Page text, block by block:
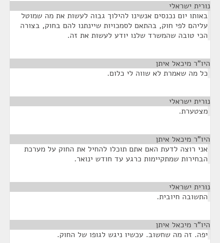
נורית ישראלי
באותו יום נכנסים אנשינו להילוך גבוה לעשות את מה שמוטל
עליהם לפי חוק, בהתאם לסמכויות שיינתנו להם בחוק, בצורה
הכי טובה שהמשרד שלנו יודע לעשות את זה.
היו"ר מיכאל איתן
כל מה שאמרת לא שווה לי כלום.
נורית ישראלי
מצטערת.
היו"ר מיכאל איתן
אני רוצה לדעת האם אתם תוכלו להחיל את החוק על מערכת
הבחירות שמתקיימות כרגע עד חודש ינואר.
נורית ישראלי
התשובה חיובית.
היו"ר מיכאל איתן
יפה. זה מה שחשוב. עכשיו ניגש לגופו של החוק.